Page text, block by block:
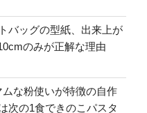
バッグの型紙、出来上が
のみが正解な理由
な粉使いが特徴の自作
次の1食できのこパスタ